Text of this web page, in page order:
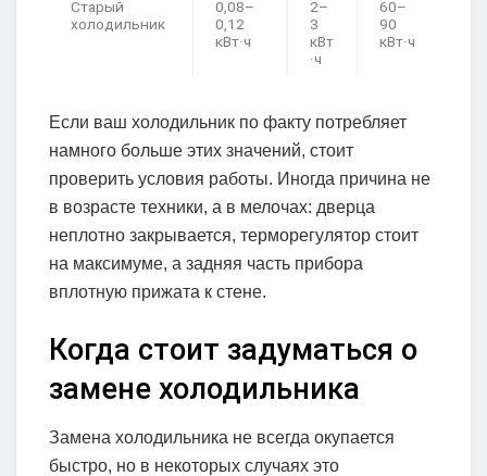
Старый
холодильник
0,08–
0,12
кВт·ч
2–
3
кВт
·ч
60–
90
кВт·ч
Если ваш холодильник по факту потребляет
намного больше этих значений, стоит
проверить условия работы. Иногда причина не
в возрасте техники, а в мелочах: дверца
неплотно закрывается, терморегулятор стоит
на максимуме, а задняя часть прибора
вплотную прижата к стене.
Когда стоит задуматься о
замене холодильника
Замена холодильника не всегда окупается
быстро, но в некоторых случаях это